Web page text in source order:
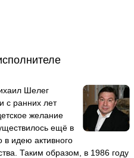
Шелег
с ранних лет
желание
ещё в
идею активного
Таким образом, в 1986 году